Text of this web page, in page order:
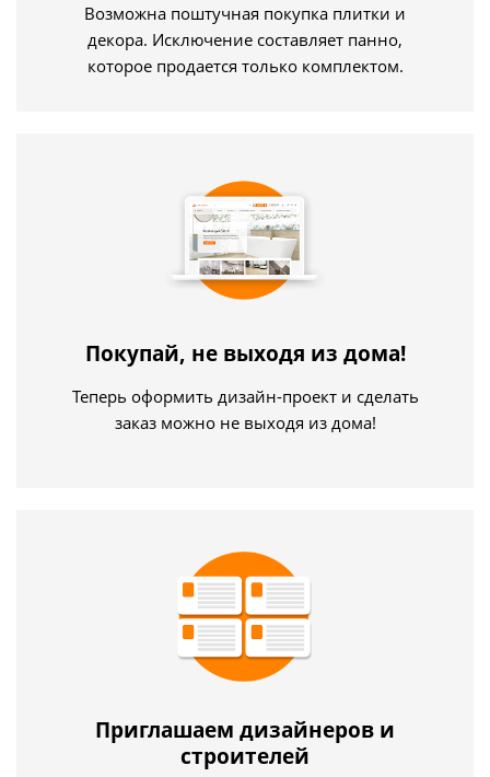
Возможна поштучная покупка плитки и
декора. Исключение составляет панно,
которое продается только комплектом.
Покупай, не выходя из дома!
Теперь оформить дизайн-проект и сделать
заказ можно не выходя из дома!
Приглашаем дизайнеров и
строителей